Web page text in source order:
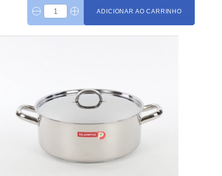
ADICIONAR AO CARRINHO